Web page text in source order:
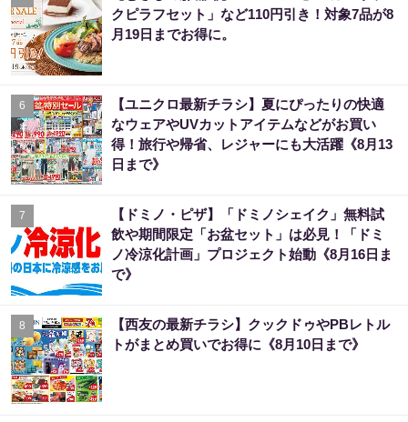
クピラフセット」など110円引き！対象7品が8
月19日までお得に。
6
【ユニクロ最新チラシ】夏にぴったりの快適
なウェアやUVカットアイテムなどがお買い
得！旅行や帰省、レジャーにも大活躍《8月13
日まで》
7
【ドミノ・ピザ】「ドミノシェイク」無料試
飲や期間限定「お盆セット」は必見！「ドミ
ノ冷涼化計画」プロジェクト始動《8月16日ま
で》
8
【西友の最新チラシ】クックドゥやPBレトル
トがまとめ買いでお得に《8月10日まで》